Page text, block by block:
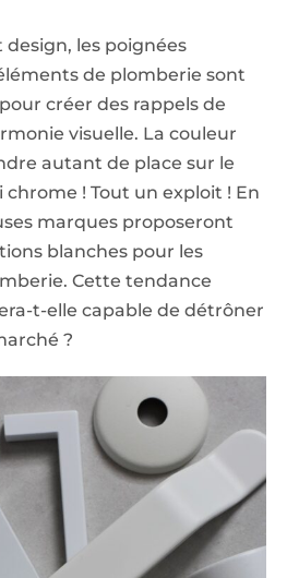
design, les poignées
de plomberie sont
créer des rappels de
visuelle. La couleur
autant de place sur le
! Tout un exploit ! En
marques proposeront
blanches pour les
Cette tendance
t-elle capable de détrôner
?